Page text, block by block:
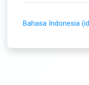
Bahasa Indonesia